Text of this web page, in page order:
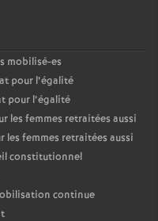
mobilisé-es
pour l’égalité
pour l’égalité
les femmes retraitées aussi
les femmes retraitées aussi
constitutionnel
continue